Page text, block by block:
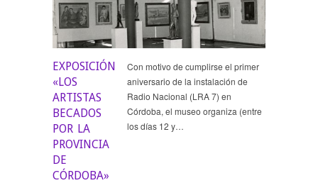
EXPOSICIÓN
«LOS
ARTISTAS
BECADOS
POR LA
PROVINCIA
DE
CÓRDOBA»
Con motivo de cumplirse el primer
aniversario de la instalación de
Radio Nacional (LRA 7) en
Córdoba, el museo organiza (entre
los días 12 y…